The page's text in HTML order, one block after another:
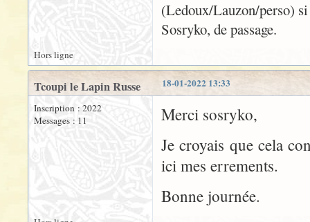
(Ledoux/Lauzon/perso)
Sosryko, de passage.
Hors ligne
18-01-2022 13:33
Tcoupi le Lapin Russe
Inscription : 2022
Messages : 11
Merci sosryko,
Je croyais que cela
ici mes errements.
Bonne journée.